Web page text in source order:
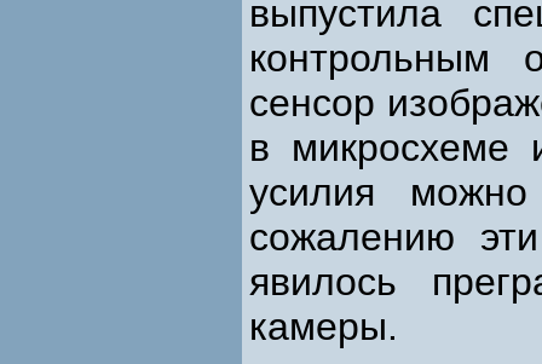
выпустила
контрольным
сенсор
в микросхеме
усилия
сожалению
явилось
камеры.